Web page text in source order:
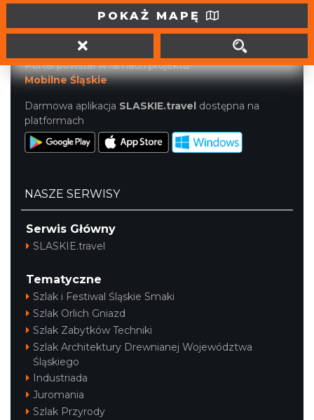
POKAŻ MAPĘ
tel. (32) 207 207 1
Portal powstał w ramach projektu
Mobilne Śląskie
Darmowa aplikacja SLASKIE.travel dostępna na
platformach
NASZE SERWISY
Serwis Główny
SLASKIE.travel
Tematyczne
Szlak i Festiwal Śląskie Smaki
Szlak Orlich Gniazd
Szlak Zabytków Techniki
Szlak Architektury Drewnianej Województwa
Śląskiego
Industriada
Juromania
Szlak Przyrody